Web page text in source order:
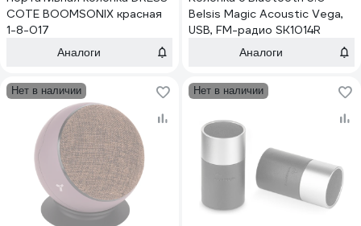
COTE BOOMSONIX красная
1-8-017
Аналоги
Belsis Magic Acoustic Vega,
USB, FM-радио SK1014R
Аналоги
Нет в наличии Нет в наличии